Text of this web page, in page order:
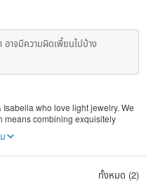
อาจมีความผิดเพี้ยนไปบ้าง
who love light jewelry. We
means combining exquisitely
which can be perfectly
ทั้งหมด (2)